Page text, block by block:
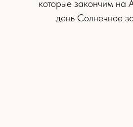
которые закончим на
день Солнечное